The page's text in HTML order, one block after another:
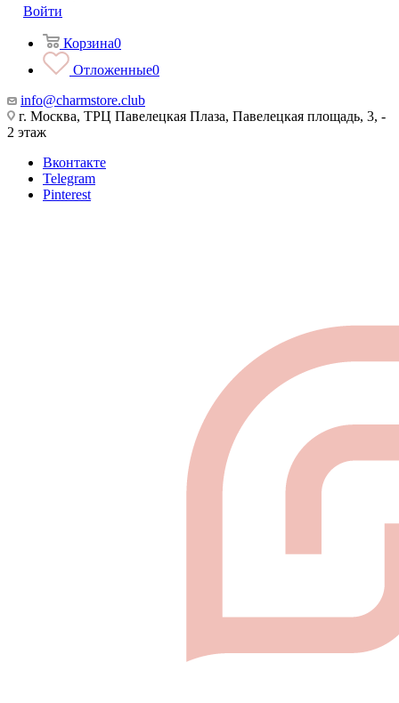
Войти
Корзина0
Отложенные0
info@charmstore.club
г. Москва, ТРЦ Павелецкая Плаза, Павелецкая площадь, 3, -
2 этаж
Вконтакте
Telegram
Pinterest